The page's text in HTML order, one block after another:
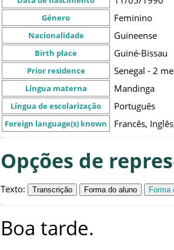
Género Feminino
Nacionalidade Guineense
Birth place Guiné-Bissau
Prior residence Senegal - 2
Língua materna Mandinga
Língua de escolarização Português
Foreign language(s) known Francês,
Opções de
Texto: Transcrição Forma do aluno Forma
Boa tarde.